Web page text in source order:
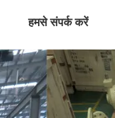
हमसे संपर्क करें